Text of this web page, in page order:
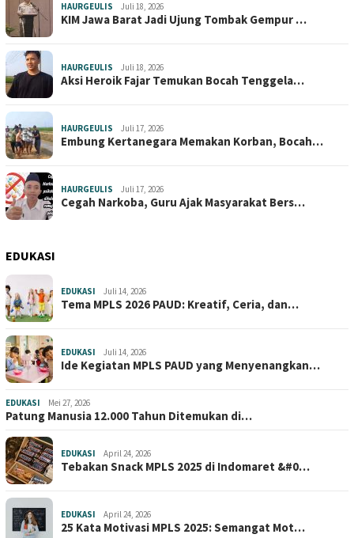
HAURGEULIS Juli 18, 2026
KIM Jawa Barat Jadi Ujung Tombak Gempur …
HAURGEULIS Juli 18, 2026
Aksi Heroik Fajar Temukan Bocah Tenggela…
HAURGEULIS Juli 17, 2026
Embung Kertanegara Memakan Korban, Bocah…
HAURGEULIS Juli 17, 2026
Cegah Narkoba, Guru Ajak Masyarakat Bers…
EDUKASI
EDUKASI Juli 14, 2026
Tema MPLS 2026 PAUD: Kreatif, Ceria, dan…
EDUKASI Juli 14, 2026
Ide Kegiatan MPLS PAUD yang Menyenangkan…
EDUKASI Mei 27, 2026
Patung Manusia 12.000 Tahun Ditemukan di…
EDUKASI April 24, 2026
Tebakan Snack MPLS 2025 di Indomaret &#0…
EDUKASI April 24, 2026
25 Kata Motivasi MPLS 2025: Semangat Mot…